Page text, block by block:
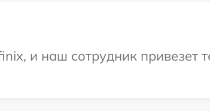
и наш сотрудник привезет